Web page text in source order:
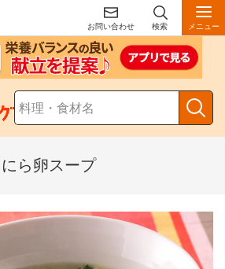
お問い合わせ 検索 メニュー
にら卵スープ